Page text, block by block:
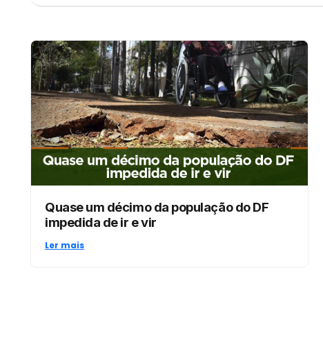
Quase um décimo da população do DF
impedida de ir e vir
Ler mais